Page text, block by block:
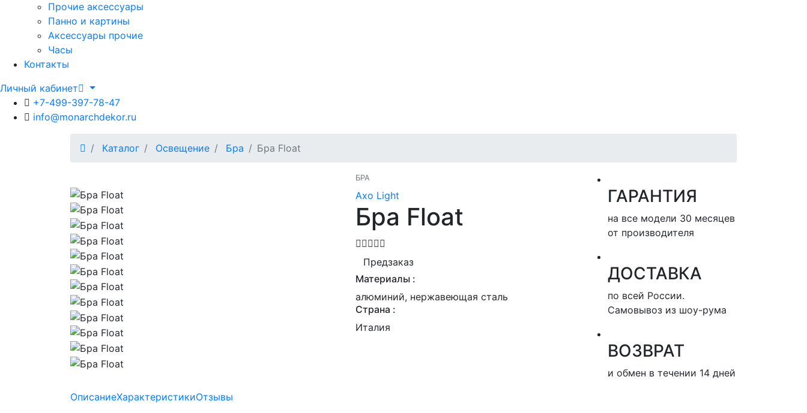
Прочие аксессуары
Панно и картины
Аксессуары прочие
Часы
Контакты
Личный кабинет
+7-499-397-78-47
info@monarchdekor.ru
Каталог Освещение Бра Бра Float
БРА
Axo Light
Бра Float
Предзаказ
Материалы :
алюминий, нержавеющая сталь
Страна :
Италия
ГАРАНТИЯ
на все модели 30 месяцев
от производителя
ДОСТАВКА
по всей России.
Самовывоз из шоу-рума
ВОЗВРАТ
и обмен в течении 14 дней
ОписаниеХарактеристикиОтзывы